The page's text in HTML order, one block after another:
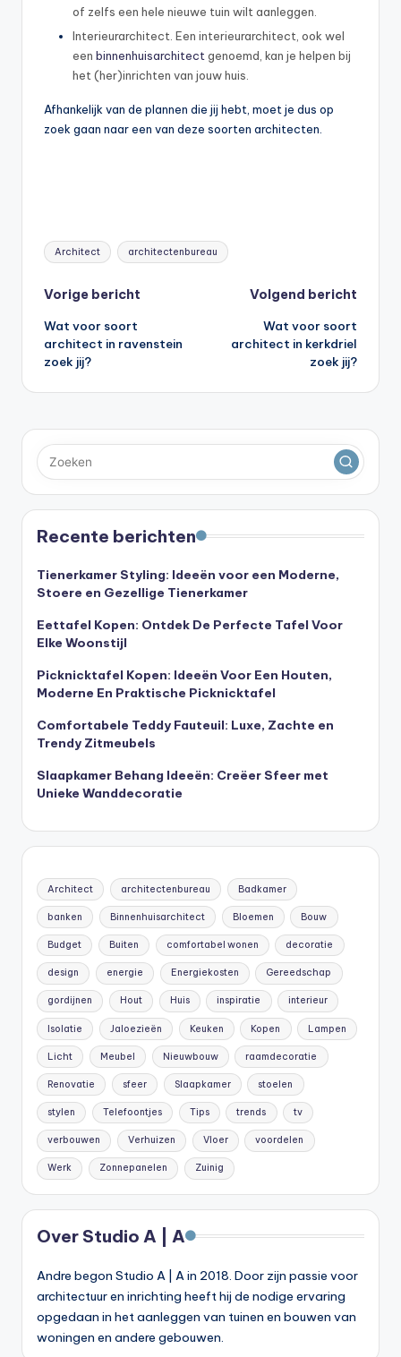
of zelfs een hele nieuwe tuin wilt aanleggen.
Interieurarchitect. Een interieurarchitect, ook wel
een binnenhuisarchitect genoemd, kan je helpen bij
het (her)inrichten van jouw huis.
Afhankelijk van de plannen die jij hebt, moet je dus op
zoek gaan naar een van deze soorten architecten.
Tags:
Architect architectenbureau
Bericht
navigatie
Vorige bericht
Wat voor soort
architect in ravenstein
zoek jij?
Volgend bericht
Wat voor soort
architect in kerkdriel
zoek jij?
Recente berichten
Tienerkamer Styling: Ideeën voor een Moderne,
Stoere en Gezellige Tienerkamer
Eettafel Kopen: Ontdek De Perfecte Tafel Voor
Elke Woonstijl
Picknicktafel Kopen: Ideeën Voor Een Houten,
Moderne En Praktische Picknicktafel
Comfortabele Teddy Fauteuil: Luxe, Zachte en
Trendy Zitmeubels
Slaapkamer Behang Ideeën: Creëer Sfeer met
Unieke Wanddecoratie
Architect architectenbureau Badkamer
banken Binnenhuisarchitect Bloemen Bouw
Budget Buiten comfortabel wonen decoratie
design energie Energiekosten Gereedschap
gordijnen Hout Huis inspiratie interieur
Isolatie Jaloezieën Keuken Kopen Lampen
Licht Meubel Nieuwbouw raamdecoratie
Renovatie sfeer Slaapkamer stoelen
stylen Telefoontjes Tips trends tv
verbouwen Verhuizen Vloer voordelen
Werk Zonnepanelen Zuinig
Over Studio A | A
Andre begon Studio A | A in 2018. Door zijn passie voor
architectuur en inrichting heeft hij de nodige ervaring
opgedaan in het aanleggen van tuinen en bouwen van
woningen en andere gebouwen.